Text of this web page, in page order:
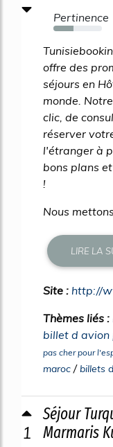
Pertinence
42%
offre des
séjours en
monde.
clic, de
réserver
l'étranger à
bons plans
!
Nous
LIRE LA
Site : http://
Thèmes liés :
billet d avion
pas cher pour
maroc /billets
1
Séjour
Marmaris